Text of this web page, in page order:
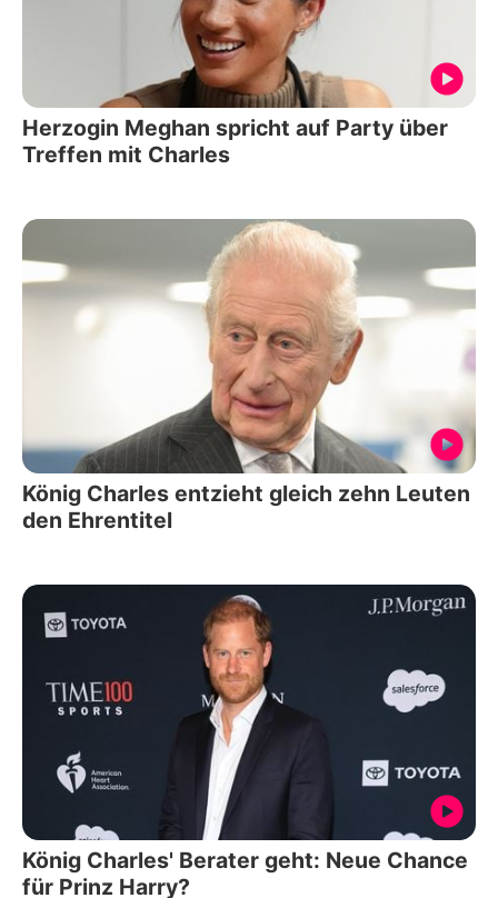
Herzogin Meghan spricht auf Party über
Treffen mit Charles
König Charles entzieht gleich zehn Leuten
den Ehrentitel
König Charles' Berater geht: Neue Chance
für Prinz Harry?